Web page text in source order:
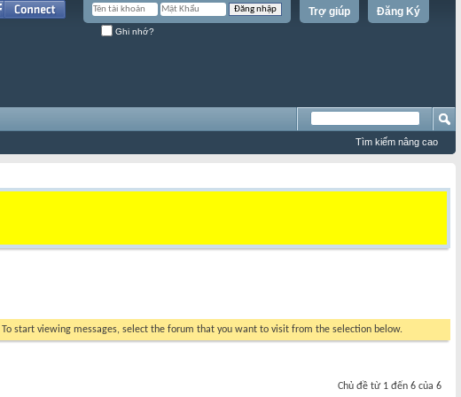
Đăng Ký
Trợ giúp
Ghi nhớ?
Tìm kiếm nâng cao
start viewing messages, select the forum that you want to visit from the selection below.
Chủ đề từ 1 đến 6 của 6